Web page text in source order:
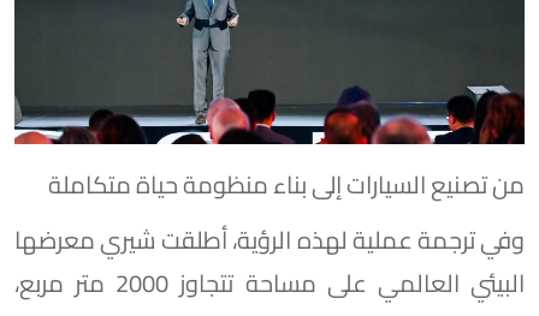
من تصنيع السيارات إلى بناء منظومة حياة متكاملة
وفي ترجمة عملية لهذه الرؤية، أطلقت شيري معرضها
البيئي العالمي على مساحة تتجاوز 2000 متر مربع،